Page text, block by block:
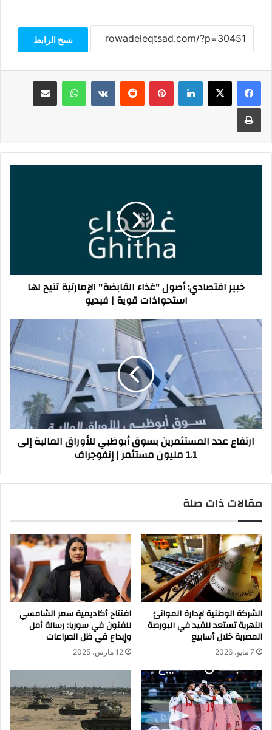
نسخ الرابط
فيسبوك‫X لينكدإن بينتيريست واتساب مشاركة عبر البريد
طباعة
استحواذات
خبير اقتصادي: أصول "غذاء القابضة" الإمارتية تتيح لها
استحواذات قوية | فيديو
ارتفاع
المستثمرين
أبوظبي
للأوراق
المالية
إلى
1.1
مليون
ارتفاع عدد المستثمرين بسوق أبوظبي للأوراق المالية إلى
1.1 مليون مستثمر | إنفوجراف
مقالات ذات صلة
الشركة الوطنية لإدارة الموانئ
النهرية تستعد للقيد في البورصة
المصرية خلال أسابيع
7 مايو، 2026
افتتاح أكاديمية سمر الشامسي
للفنون في سوريا: رسالة أمل
وإبداع في ظل الصراعات
12 مارس، 2025